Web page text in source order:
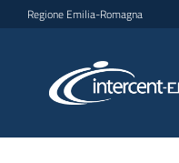
Vai al contenuto
Vai alla navigazione
Vai al footer
Regione Emilia-Romagna
per